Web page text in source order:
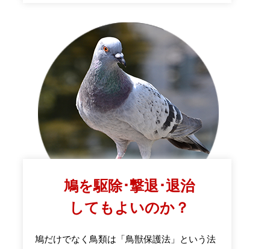
鳩を駆除･撃退･退治
してもよいのか？
鳩だけでなく鳥類は「鳥獣保護法」という法